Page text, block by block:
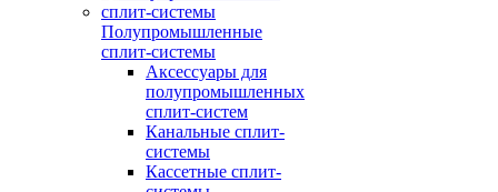
Полупромышленные
сплит-системы
Аксессуары для
полупромышленных
сплит-систем
Канальные сплит-
системы
Кассетные сплит-